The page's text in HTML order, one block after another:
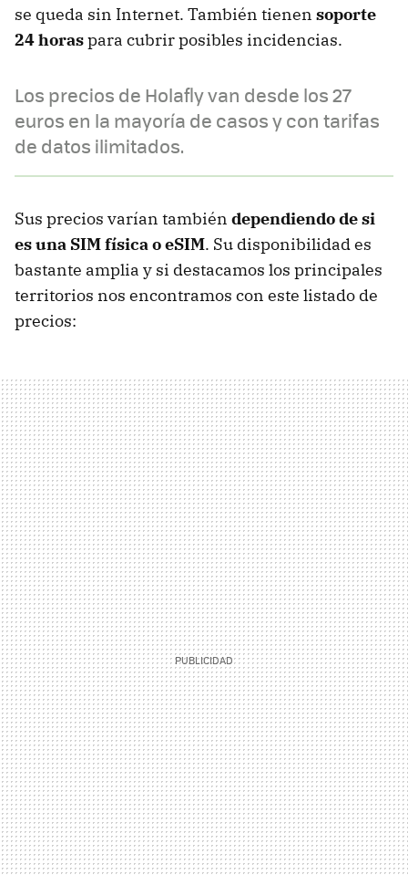
se queda sin Internet. También tienen soporte
24 horaspara cubrir posibles incidencias.
Los precios de Holafly van desde los 27
euros en la mayoría de casos y con tarifas
de datos ilimitados.
Sus precios varían también dependiendo de si
es una SIM física o eSIM. Su disponibilidad es
bastante amplia y si destacamos los principales
territorios nos encontramos con este listado de
precios: